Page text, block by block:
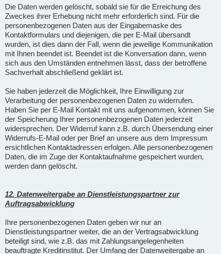
Die Daten werden gelöscht, sobald sie für die Erreichung des
Zweckes ihrer Erhebung nicht mehr erforderlich sind. Für die
personenbezogenen Daten aus der Eingabemaske des
Kontaktformulars und diejenigen, die per E-Mail übersandt
wurden, ist dies dann der Fall, wenn die jeweilige Kommunikation
mit Ihnen beendet ist. Beendet ist die Konversation dann, wenn
sich aus den Umständen entnehmen lässt, dass der betroffene
Sachverhalt abschließend geklärt ist.
Sie haben jederzeit die Möglichkeit, Ihre Einwilligung zur
Verarbeitung der personenbezogenen Daten zu widerrufen.
Haben Sie per E-Mail Kontakt mit uns aufgenommen, können Sie
der Speicherung Ihrer personenbezogenen Daten jederzeit
widersprechen. Der Widerruf kann z.B. durch Übersendung einer
Widerrufs-E-Mail oder per Brief an unsere aus dem Impressum
ersichtlichen Kontaktadressen erfolgen. Alle personenbezogenen
Daten, die im Zuge der Kontaktaufnahme gespeichert wurden,
werden dann gelöscht.
12. Datenweitergabe an Dienstleistungspartner zur
Auftragsabwicklung
Ihre personenbezogenen Daten geben wir nur an
Dienstleistungspartner weiter, die an der Vertragsabwicklung
beteiligt sind, wie z.B. das mit Zahlungsangelegenheiten
beauftragte Kreditinstitut. Der Umfang der Datenweitergabe an